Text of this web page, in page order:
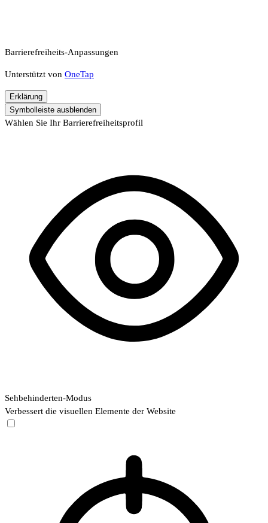
Barrierefreiheits-Anpassungen
Unterstützt von OneTap
Erklärung
Symbolleiste ausblenden
Wählen Sie Ihr Barrierefreiheitsprofil
Sehbehinderten-Modus
Verbessert die visuellen Elemente der Website